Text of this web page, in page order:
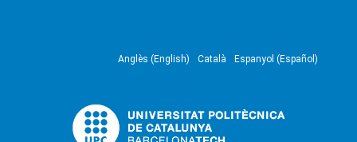
Anglès (English) Català Espanyol (Español)